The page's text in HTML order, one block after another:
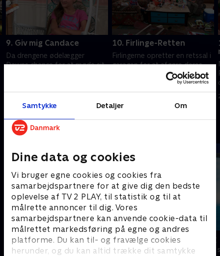
Samtykke Detaljer Om
Dine data og cookies
Vi bruger egne cookies og cookies fra
samarbejdspartnere for at give dig den bedste
oplevelse af TV 2 PLAY, til statistik og til at
målrette annoncer til dig. Vores
samarbejdspartnere kan anvende cookie-data til
målrettet markedsføring på egne og andres
platforme. Du kan til- og fravælge cookies
herunder, og du kan altid trække dit samtykke
9. Giv mig Candace
Da drengene ødelægger
Dawns chance for at møde sit
10. Firlinge-Retten
Firlingerne opretter en retssal i
garagen for at afgøre deres
søskendestridigheder.
Andre så også
Kæmpemaskiner - Slikfabrikken
Børneserier • 1 sæsoner
Vicke Viking
Børneserier • 1